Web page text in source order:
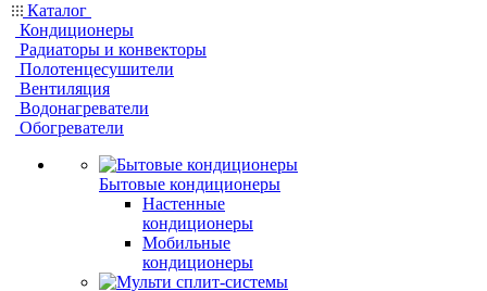
Каталог
Кондиционеры
Радиаторы и конвекторы
Полотенцесушители
Вентиляция
Водонагреватели
Обогреватели
Бытовые кондиционеры
Настенные
кондиционеры
Мобильные
кондиционеры